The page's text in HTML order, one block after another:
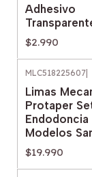
Adhesivo
$2.990
MLC518225607
Limas
Protaper
Endodoncia
Modelos
$19.990